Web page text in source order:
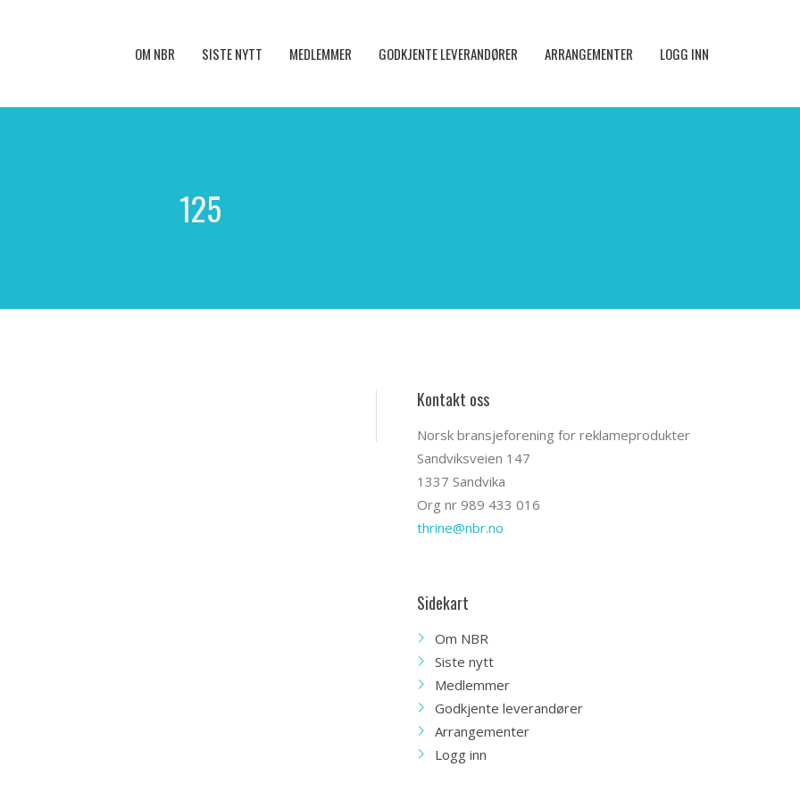
OM NBR SISTE NYTT MEDLEMMER GODKJENTE LEVERANDØRER ARRANGEMENTER LOGG INN
125
Kontakt oss
Norsk bransjeforening for reklameprodukter
Sandviksveien 147
1337 Sandvika
Org nr 989 433 016
thrine@nbr.no
Sidekart
Om NBR
Siste nytt
Medlemmer
Godkjente leverandører
Arrangementer
Logg inn